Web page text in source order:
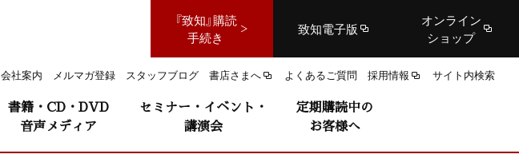
『致知』購読
手続き
致知電子版
オンライン
ショップ
会社案内 メルマガ登録 スタッフブログ 書店さまへ よくあるご質問 採用情報 サイト内検索
書籍・CD・DVD
音声メディア
セミナー・イベント・
講演会
定期購読中の
お客様へ